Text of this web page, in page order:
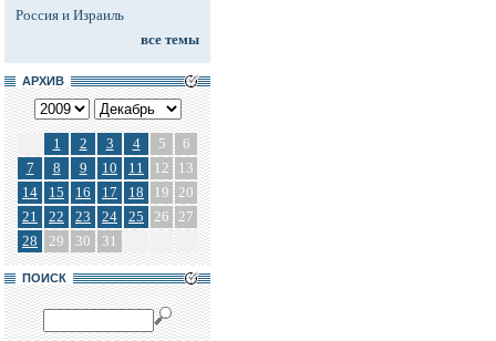
Россия и Израиль
все темы
АРХИВ
1 2 3 4 5
6
7
8 9 10 11 12
13
14
15 16 17 18 19 20
21
22 23 24 25 26 27
28
29 30 31
ПОИСК